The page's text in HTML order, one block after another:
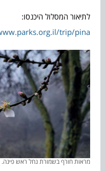
לתיאור המסלול היכנסו:
trip/pina/
מראות חורף בשמורת נחל ראש פינה.